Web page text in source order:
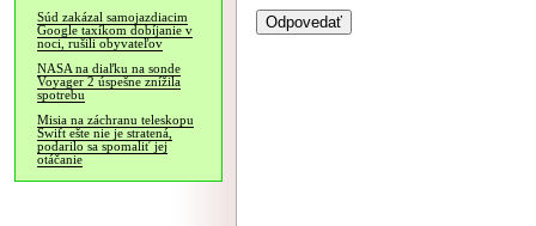
Súd zakázal samojazdiacim
Google taxíkom dobíjanie v
noci, rušili obyvateľov
NASA na diaľku na sonde
Voyager 2 úspešne znížila
spotrebu
Misia na záchranu teleskopu
Swift ešte nie je stratená,
podarilo sa spomaliť jej
otáčanie